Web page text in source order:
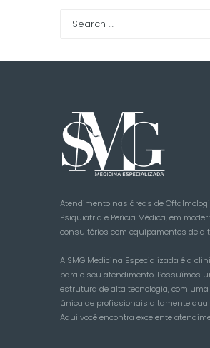
Atendimento nas áreas de
Psiquiatria e Perícia Médica, em
consultórios com equipamentos de
A SMG Medicina Especializada é a
para o seu atendimento. Possuímos
estrutura de alta tecnologia, com
única de profissionais altamente
Aqui você encontra excelente